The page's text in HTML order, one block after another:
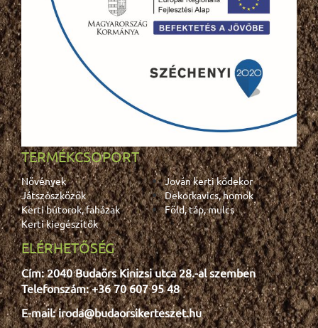
TERMÉKCSOPORT
Növények
Jován kerti kődekor
Játszószközök
Dekorkavics, homok
Kerti bútorok, faházak
Föld, táp, mulcs
Kerti kiegészítők
ELÉRHETŐSÉG
Cím: 2040 Budaörs Kinizsi utca 28.-al szemben
Telefonszám: +36 70 607 95 48
E-mail: iroda@budaorsikerteszet.hu